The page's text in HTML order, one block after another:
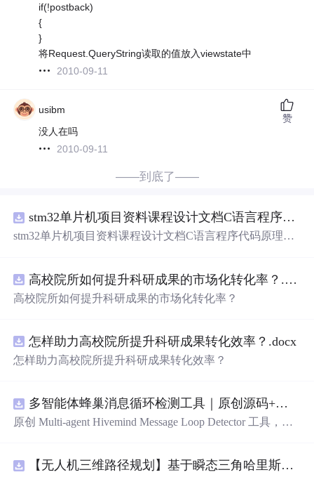
if(!postback)
{
}
将Request.QueryString读取的值放入viewstate中
2010-09-11
usibm
没人在吗
2010-09-11
赞
——到底了——
stm32单片机项目资料课程设计文档C语言程序代码原理图电路PCB
stm32单片机项目资料课程设计文档C语言程序代码原理图
高校院所如何提升科研成果的市场化转化率？.docx
高校院所如何提升科研成果的市场化转化率？
怎样助力高校院所提升科研成果转化效率？.docx
怎样助力高校院所提升科研成果转化效率？
多智能体蜂巢消息循环检测工具｜原创源码+测试+离线报告
原创 Multi-agent Hivemind Message Loop Detector 工具，建
试、可复现合成示例、离线 HTML/JSON/SVG 报告、1080
【无人机三维路径规划】基于瞬态三角哈里斯鹰算法TTHHO实现多无人机协同集群避障路径规划（目标函数：最低成本：路径、高度、威胁、转角）（Matlab代码实现）